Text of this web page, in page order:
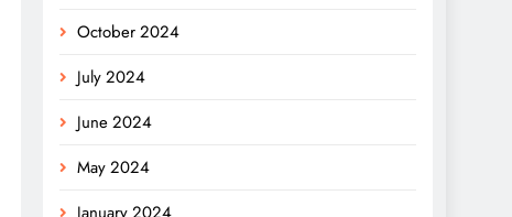
October 2024
July 2024
June 2024
May 2024